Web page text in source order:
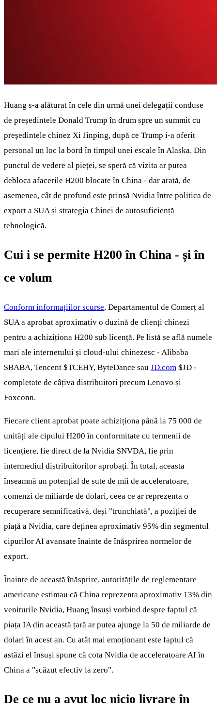
Huang s-a alăturat în cele din urmă unei delegații conduse
de președintele Donald Trump în drum spre un summit cu
președintele chinez Xi Jinping, după ce Trump i-a oferit
personal un loc la bord în timpul unei escale în Alaska. Din
punctul de vedere al pieței, se speră că vizita ar putea
debloca afacerile H200 blocate în China - dar arată, de
asemenea, cât de profund este prinsă Nvidia între politica de
export a SUA și strategia Chinei de autosuficiență
tehnologică.
Cui i se permite H200 în China - și în
ce volum
Conform informațiilor scurse, Departamentul de Comerț al
SUA a aprobat aproximativ o duzină de clienți chinezi
pentru a achiziționa H200 sub licență. Pe listă se află numele
mari ale internetului și cloud-ului chinezesc - Alibaba
$BABA, Tencent $TCEHY, ByteDance sau JD.com $JD -
completate de câțiva distribuitori precum Lenovo și
Foxconn.
Fiecare client aprobat poate achiziționa până la 75 000 de
unități ale cipului H200 în conformitate cu termenii de
licențiere, fie direct de la Nvidia $NVDA, fie prin
intermediul distribuitorilor aprobați. În total, aceasta
înseamnă un potențial de sute de mii de acceleratoare,
comenzi de miliarde de dolari, ceea ce ar reprezenta o
recuperare semnificativă, deși "trunchiată", a poziției de
piață a Nvidia, care deținea aproximativ 95% din segmentul
cipurilor AI avansate înainte de înăsprirea normelor de
export.
Înainte de această înăsprire, autoritățile de reglementare
americane estimau că China reprezenta aproximativ 13% din
veniturile Nvidia, Huang însuși vorbind despre faptul că
piața IA din această țară ar putea ajunge la 50 de miliarde de
dolari în acest an. Cu atât mai emoționant este faptul că
astăzi el însuși spune că cota Nvidia de acceleratoare AI în
China a "scăzut efectiv la zero".
De ce nu a avut loc nicio livrare în